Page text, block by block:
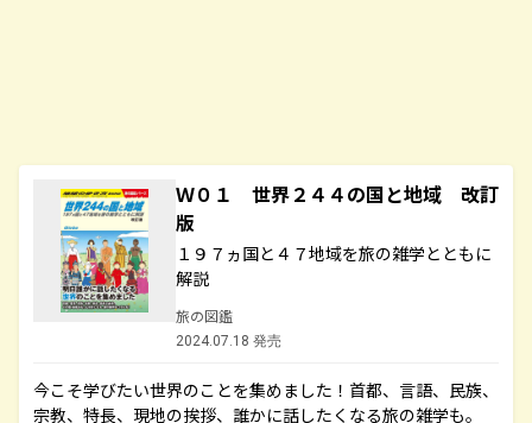
Ｗ０１ 世界２４４の国と地域 改訂
版
１９７ヵ国と４７地域を旅の雑学とともに
解説
旅の図鑑
2024.07.18 発売
今こそ学びたい世界のことを集めました！首都、言語、民族、
宗教、特長、現地の挨拶、誰かに話したくなる旅の雑学も。